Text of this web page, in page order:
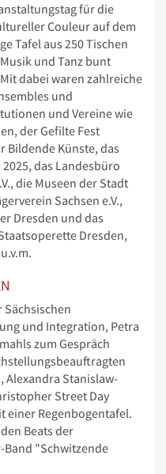
für die
Couleur auf dem
Tafel aus 250 Tischen
und Tanz bunt
dabei waren zahlreiche
und
und Vereine wie
der Gefilte Fest
Bildende Künste, das
das Landesbüro
die Museen der Stadt
Sachsen e.V.,
Dresden und das
Dresden,
und Integration, Petra
zum Gespräch
Alexandra Stanislaw-
Street Day
einer Regenbogentafel.
Beats der
Band "Schwitzende